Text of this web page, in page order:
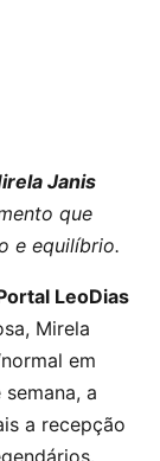
Janis
que
e equilíbrio.
LeoDias
Mirela
em
a
a recepção